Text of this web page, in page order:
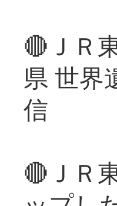
🔴ＪＲ
県 世界
信
🔴ＪＲ